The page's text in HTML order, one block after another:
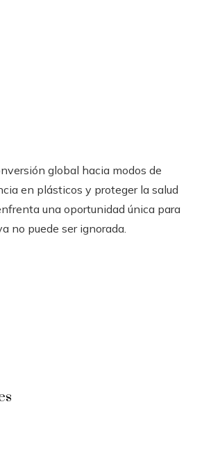
global hacia modos de
en plásticos y proteger la salud
una oportunidad única para
no puede ser ignorada.